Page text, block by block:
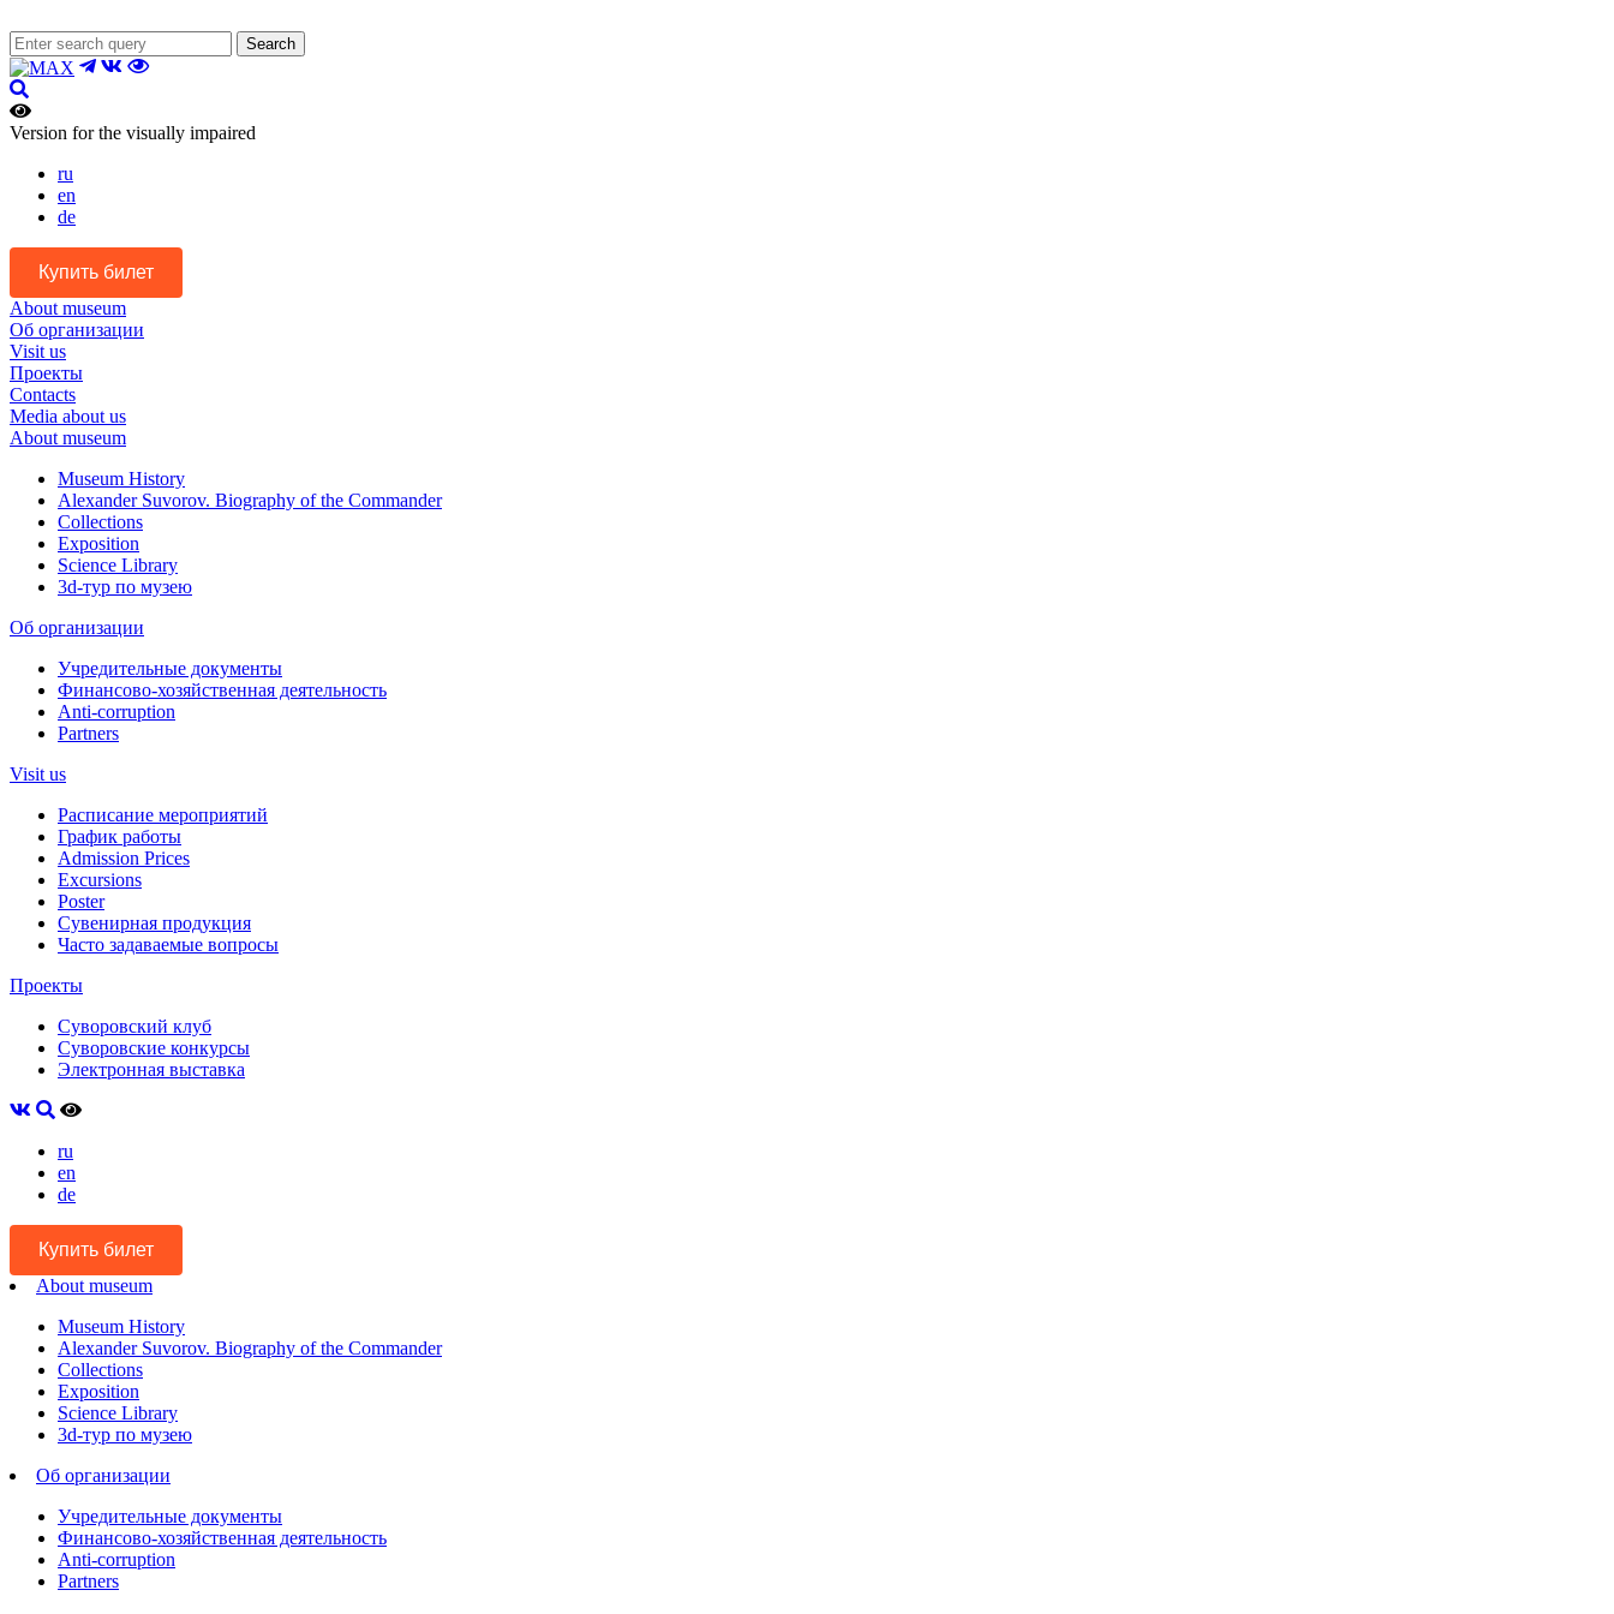
Search
Version for the visually impaired
ru
en
de
Купить билет
About museum
Об организации
Visit us
Проекты
Contacts
Media about us
About museum
Museum History
Alexander Suvorov. Biography of the Commander
Collections
Exposition
Science Library
3d-тур по музею
Об организации
Учредительные документы
Финансово-хозяйственная деятельность
Anti-corruption
Partners
Visit us
Расписание мероприятий
График работы
Admission Prices
Excursions
Poster
Сувенирная продукция
Часто задаваемые вопросы
Проекты
Суворовский клуб
Суворовские конкурсы
Электронная выставка
ru
en
de
Купить билет
About museum
Museum History
Alexander Suvorov. Biography of the Commander
Collections
Exposition
Science Library
3d-тур по музею
Об организации
Учредительные документы
Финансово-хозяйственная деятельность
Anti-corruption
Partners